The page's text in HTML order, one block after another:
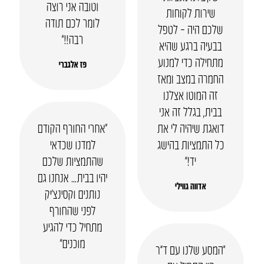
וטובה אני רוצה
לומר לכם תודה
רבה!!”
פז אלגברי
שירות לקוחות
שלכם היה – לטפל
בבעיה ברגע שהיא
מתחילה כדי למנוע
החמרה במצב ומאז
זה המוטו אצלנו
בבית, בגלל זה אני
דואגת שיהיה לי את
כל התמציות בהישג
יד!”
אדווה גווילי
“אחרי החורף הקודם
למדנו שכדאי
שהתמציות שלכם
יהיו בבית… אנחנו גם
נותנים וקסינצ’יק
לפני שהחורף
מתחיל כדי להגיע
מוכנים”
“המסע שלנו עם ד”ר